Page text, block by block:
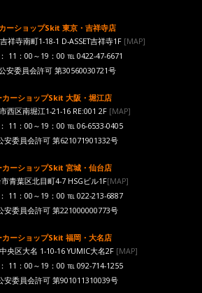
ーショップSkit 東京・吉祥寺店
祥寺南町1-18-1 D-ASSET吉祥寺1F [MAP]
11：00～19：00 ℡ 0422-47-6671
安委員会許可 第30560030721号
カーショップSkit 大阪・堀江店
西区南堀江1-21-16 RE:001 2F[MAP]
11：00～19：00 ℡ 06-6533-0405
安委員会許可 第621071901332号
カーショップSkit 宮城・仙台店
青葉区北目町4-7 HSGビル1F[MAP]
11：00～19：00 ℡ 022-213-6887
安委員会許可 第221000000773号
カーショップSkit 福岡・大名店
央区大名 1-10-16 YUMIC大名2F [MAP]
11：00～19：00 ℡ 092-714-1255
安委員会許可 第901011310039号